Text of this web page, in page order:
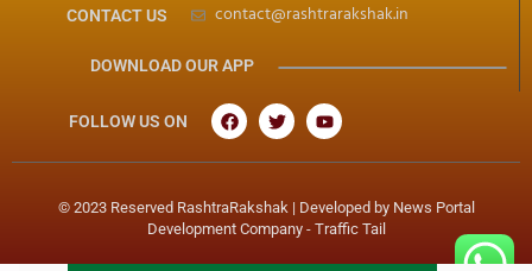
CONTACT US contact@rashtrarakshak.in
DOWNLOAD OUR APP
FOLLOW US ON
© 2023 Reserved RashtraRakshak | Developed by News Portal
Development Company- Traffic Tail